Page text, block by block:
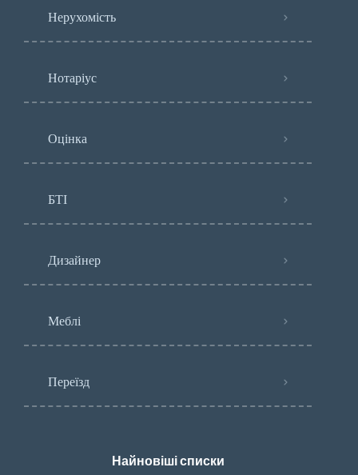
Нерухомість
Нотаріус
Оцінка
БТІ
Дизайнер
Меблі
Переїзд
Найновіші списки